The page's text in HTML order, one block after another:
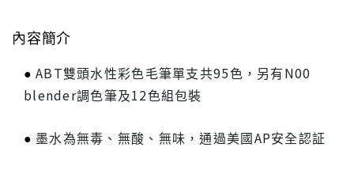
內容簡介
● ABT雙頭水性彩色毛筆單支共95色，另有N00
blender調色筆及12色組包裝
● 墨水為無毒、無酸、無味，通過美國AP安全認証